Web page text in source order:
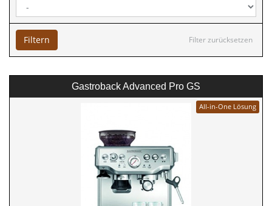
Filter zurücksetzen
Filtern
Gastroback Advanced Pro GS
All-in-One Lösung